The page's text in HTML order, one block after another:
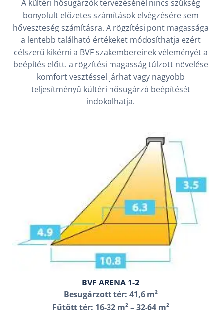
A kültéri hősugárzók tervezésénél nincs szükség
bonyolult előzetes számítások elvégzésére sem
hőveszteség számításra. A rögzítési pont magassága
a lentebb található értékeket módosíthatja ezért
célszerű kikérni a BVF szakembereinek véleményét a
beépítés előtt. a rögzítési magasság túlzott növelése
komfort vesztéssel járhat vagy nagyobb
teljesítményű kültéri hősugárzó beépítését
indokolhatja.
BVF ARENA 1-2
Besugárzott tér: 41,6 m²
Fűtött tér: 16-32 m² – 32-64 m²